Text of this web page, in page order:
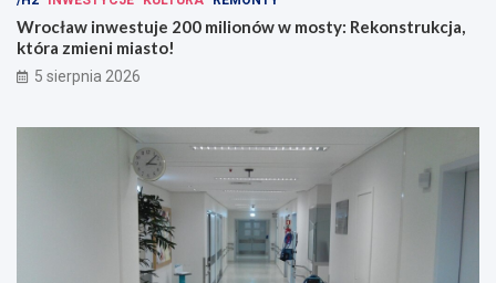
Wrocław inwestuje 200 milionów w mosty: Rekonstrukcja,
która zmieni miasto!
5 sierpnia 2026